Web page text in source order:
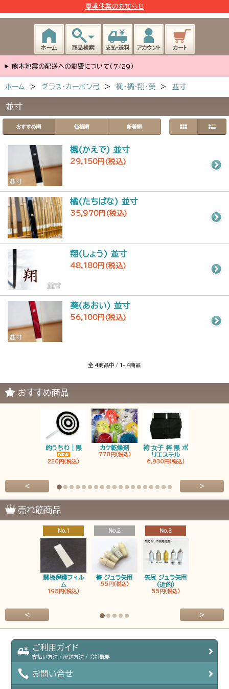
夏季休業のお知らせ
熊本地震の配送への影響について(7/29)
ホーム > グラス・カーボン弓 > 楓・橘・翔・葵 > 並寸
並寸
おすすめ順 価格順 新着順
楓(かえで) 並寸
29,150円(税込)
橘(たちばな) 並寸
35,970円(税込)
翔(しょう) 並寸
48,180円(税込)
葵(あおい) 並寸
56,100円(税込)
全 4商品中 / 1- 4商品
おすすめ商品
的うちわ｜黒
220円(税込)
カケ乾燥剤
770円(税込)
袴 女子 梓 黒 ポ
リエステル
6,930円(税込)
< >
売れ筋商品
No.1
関板保護フィル
ム
198円(税込)
No.2
筈 ジュラ矢用
55円(税込)
No.3
矢尻 ジュラ矢用
(近的)
55円(税込)
< >
ご利用ガイド
支払い方法 / 配送方法 / 会社概要
お問い合せ